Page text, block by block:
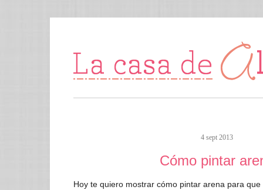
4 sept 2013
Cómo pintar
Hoy te quiero mostrar cómo pintar arena para